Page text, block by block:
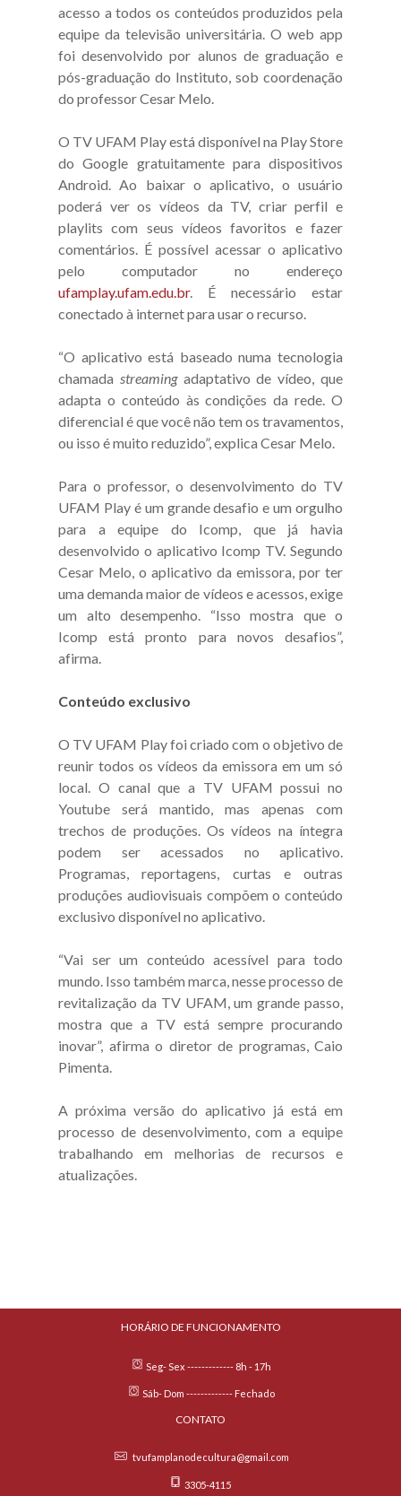
acesso a todos os conteúdos produzidos pela
equipe da televisão universitária. O web app
foi desenvolvido por alunos de graduação e
pós-graduação do Instituto, sob coordenação
do professor Cesar Melo.
O TV UFAM Play está disponível na Play Store
do Google gratuitamente para dispositivos
Android. Ao baixar o aplicativo, o usuário
poderá ver os vídeos da TV, criar perfil e
playlits com seus vídeos favoritos e fazer
comentários. É possível acessar o aplicativo
pelo computador no endereço
ufamplay.ufam.edu.br. É necessário estar
conectado à internet para usar o recurso.
“O aplicativo está baseado numa tecnologia
chamada streamingadaptativo de vídeo, que
adapta o conteúdo às condições da rede. O
diferencial é que você não tem os travamentos,
ou isso é muito reduzido”, explica Cesar Melo.
Para o professor, o desenvolvimento do TV
UFAM Play é um grande desafio e um orgulho
para a equipe do Icomp, que já havia
desenvolvido o aplicativo Icomp TV. Segundo
Cesar Melo, o aplicativo da emissora, por ter
uma demanda maior de vídeos e acessos, exige
um alto desempenho. “Isso mostra que o
Icomp está pronto para novos desafios”,
afirma.
Conteúdo exclusivo
O TV UFAM Play foi criado com o objetivo de
reunir todos os vídeos da emissora em um só
local. O canal que a TV UFAM possui no
Youtube será mantido, mas apenas com
trechos de produções. Os vídeos na íntegra
podem ser acessados no aplicativo.
Programas, reportagens, curtas e outras
produções audiovisuais compõem o conteúdo
exclusivo disponível no aplicativo.
“Vai ser um conteúdo acessível para todo
mundo. Isso também marca, nesse processo de
revitalização da TV UFAM, um grande passo,
mostra que a TV está sempre procurando
inovar”, afirma o diretor de programas, Caio
Pimenta.
A próxima versão do aplicativo já está em
processo de desenvolvimento, com a equipe
trabalhando em melhorias de recursos e
atualizações.
HORÁRIO DE FUNCIONAMENTO
Seg- Sex ------------- 8h - 17h
Sáb- Dom ------------- Fechado
CONTATO
tvufamplanodecultura@gmail.com
3305-4115